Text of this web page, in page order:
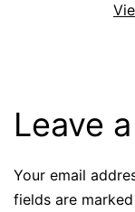
Leave
Your email
fields are marked